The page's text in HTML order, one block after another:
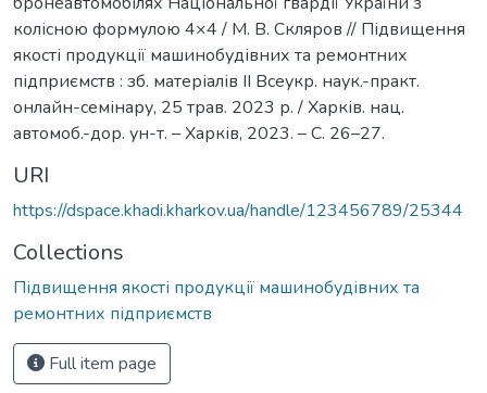
колісною формулою 4×4 / М. В. Скляров // Підвищення
якості продукції машинобудівних та ремонтних
підприємств : зб. матеріалів II Всеукр. наук.-практ.
онлайн-семінару, 25 трав. 2023 р. / Харків. нац.
автомоб.-дор. ун-т. – Харків, 2023. – С. 26–27.
URI
https://dspace.khadi.kharkov.ua/handle/123456789/25344
Collections
Підвищення якості продукції машинобудівних та
ремонтних підприємств
Full item page